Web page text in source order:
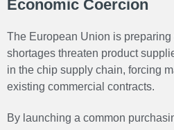
Economic Coercion
The European Union is
shortages threaten product
in the chip supply chain, forcing
existing commercial contracts.
By launching a common